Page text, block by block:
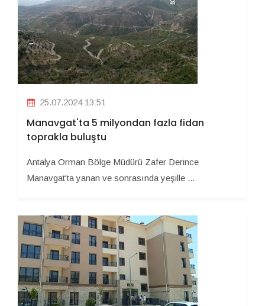
25.07.2024 13:51
Manavgat'ta 5 milyondan fazla fidan
toprakla buluştu
Antalya Orman Bölge Müdürü Zafer Derince
Manavgat'ta yanan ve sonrasında yeşille ...